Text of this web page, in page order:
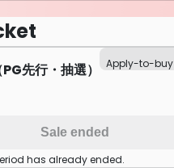
先行・抽選） Apply-to-buy
Sale ended
has already ended.